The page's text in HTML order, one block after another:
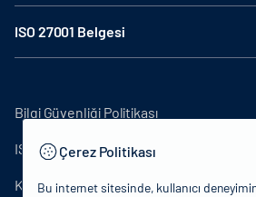
ISO 27001 Belgesi
Bilgi Güvenliği Politikası
ISO27001
KVKK Aydınlatma Metni
Çerez Politikası
Bu internet sitesinde, kullanıcı